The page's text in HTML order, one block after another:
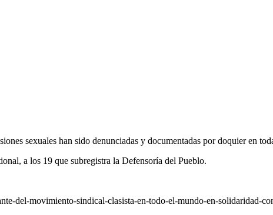
sexuales han sido denunciadas y documentadas por doquier en
a los 19 que subregistra la Defensoría del Pueblo.
del-movimiento-sindical-clasista-en-todo-el-mundo-en-solidaridad-